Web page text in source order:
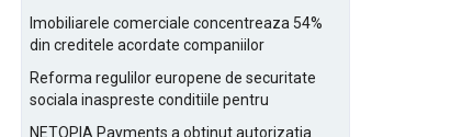
Imobiliarele comerciale concentreaza 54%
din creditele acordate companiilor
Reforma regulilor europene de securitate
sociala inaspreste conditiile pentru
NETOPIA Payments a obtinut autorizatia